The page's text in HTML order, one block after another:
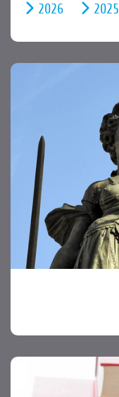
2026 2025